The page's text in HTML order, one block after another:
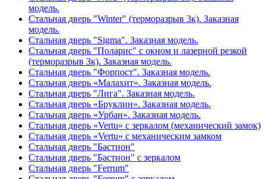
модель.
Стальная дверь "Winter" (терморазрыв 3к). Заказная
модель.
Стальная дверь "Sigma". Заказная модель.
Стальная дверь "Поларис" с окном и лазерной резкой
(терморазрыв 3к). Заказная модель.
Стальная дверь "Форпост". Заказная модель.
Стальная дверь «Малахит». Заказная модель.
Стальная дверь "Лига". Заказная модель.
Стальная дверь «Бруклин». Заказная модель.
Стальная дверь «Урбан». Заказная модель.
Стальная дверь «Vertu» с зеркалом (механический замок)
Стальная дверь «Vertu» с механическим замком
Стальная дверь "Бастион"
Стальная дверь "Бастион" с зеркалом
Стальная дверь "Ferrum"